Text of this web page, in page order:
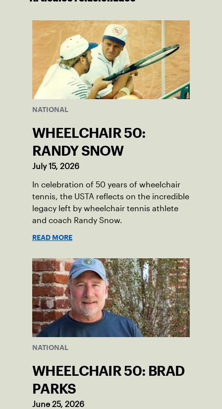
NATIONAL
WHEELCHAIR 50:
RANDY SNOW
July 15, 2026
In celebration of 50 years of wheelchair
tennis, the USTA reflects on the incredible
legacy left by wheelchair tennis athlete
and coach Randy Snow.
READ MORE
NATIONAL
WHEELCHAIR 50: BRAD
PARKS
June 25, 2026